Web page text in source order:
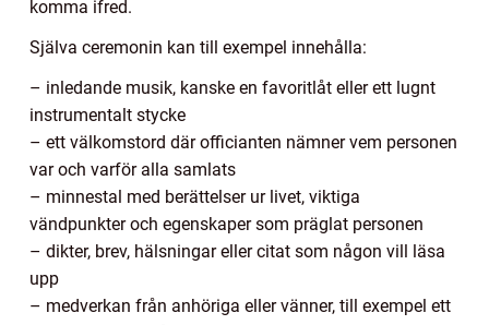
komma ifred.
Själva ceremonin kan till exempel innehålla:
– inledande musik, kanske en favoritlåt eller ett lugnt
instrumentalt stycke
– ett välkomstord där officianten nämner vem personen
var och varför alla samlats
– minnestal med berättelser ur livet, viktiga
vändpunkter och egenskaper som präglat personen
– dikter, brev, hälsningar eller citat som någon vill läsa
upp
– medverkan från anhöriga eller vänner, till exempel ett